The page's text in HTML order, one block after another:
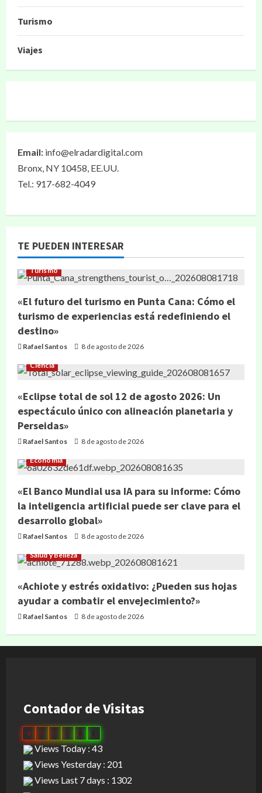
Turismo
Viajes
Email: info@elradardigital.com
Bronx, NY 10458, EE.UU.
Tel.: 917-682-4049
TE PUEDEN INTERESAR
Turismo
«El futuro del turismo en Punta Cana: Cómo el
turismo de experiencias está redefiniendo el
destino»
Rafael Santos 8 de agosto de 2026
Ciencia
«Eclipse total de sol 12 de agosto 2026: Un
espectáculo único con alineación planetaria y
Perseidas»
Rafael Santos 8 de agosto de 2026
Economía
«El Banco Mundial usa IA para su informe: Cómo
la inteligencia artificial puede ser clave para el
desarrollo global»
Rafael Santos 8 de agosto de 2026
Salud y Belleza
«Achiote y estrés oxidativo: ¿Pueden sus hojas
ayudar a combatir el envejecimiento?»
Rafael Santos 8 de agosto de 2026
Contador de Visitas
0 3 1 2 8 1
Views Today : 43
Views Yesterday : 201
Views Last 7 days : 1302